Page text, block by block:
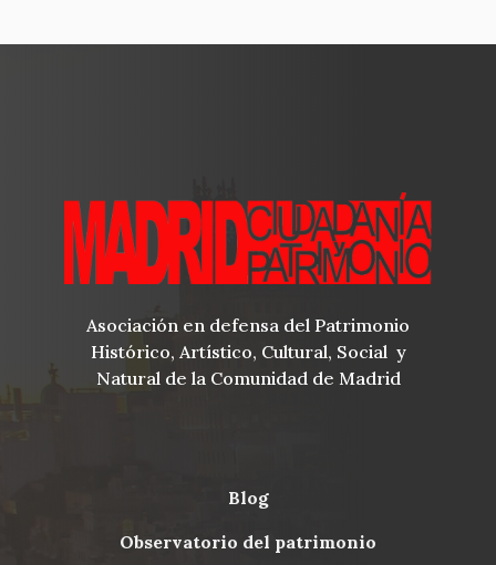
Asociación en defensa del Patrimonio
Histórico, Artístico, Cultural, Social y
Natural de la Comunidad de Madrid
Menu
blog
observatorio del patrimonio